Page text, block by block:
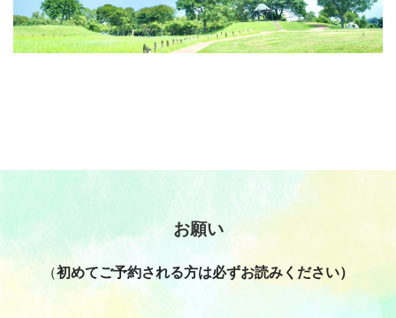
お願い
（初めてご予約される方は必ずお読みください）